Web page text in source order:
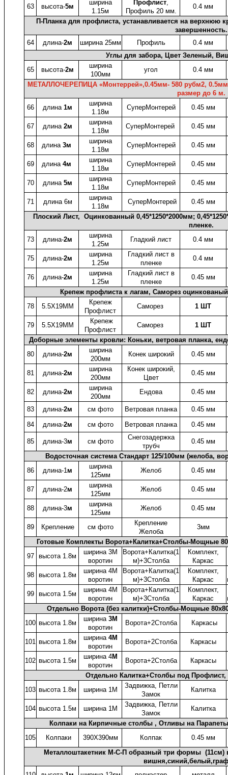
63 высота-5м
ширина
1.15м
Профлист,
Профиль 20 мм.
0.4 мм
П-Планка для профлиста, устанавливается на верхнюю
завершенность.
64
длина-2м ширина 25мм Профиль
0.4 мм
Углы для забора, Цвет Зеленый,
65
высота-2м
ширина
100мм
угол
0.4 мм
МЕТАЛЛОЧЕРЕПИЦА «Монтеррей»,0.45мм- 580 рубм2,
размер до 6 м.
66
длина 1м
ширина
1.18м
СуперМонтерей 0.45 мм
67 длина 2м
ширина
1.18м
СуперМонтерей 0.45 мм
68 длина 3м
ширина
1.18м
СуперМонтерей 0.45 мм
69 длина 4м
ширина
1.18м
СуперМонтерей 0.45 мм
70 длина 5м
ширина
1.18м
СуперМонтерей 0.45 мм
71 длина 6м
ширина
1.18м
СуперМонтерей
0.45 мм
Плоский Лист, Оцинкованный 0,45*1250*2000мм;
пленке.
73
длина-2м
ширина
1.25м
Гладкий лист 0.4 мм
75 длина-2м
ширина
1.25м
Гладкий лист в
пленке
0.4 мм
76 длина-2м
ширина
1.25м
Гладкий лист в
пленке
0.45 мм
Крепеж профлиста к лагам, Саморез
78
5.5X19ММ
Крепеж
Профлист
Саморез 1 ШТ
79 5.5X19ММ
Крепеж
Профлист
Саморез
1 ШТ
Доборные элементы кровли: Коньки, ветровая планка,
80
длина-2м
ширина
200мм
Конек широкий 0.45 мм
81 длина-2м
ширина
200мм
Конек широкий,
Цвет
0.45 мм
82 длина-2м
ширина
200мм
Ендова 0.45 мм
83 длина-2м см фото Ветровая планка
0.45 мм
84
длина-2м см фото Ветровая планка 0.45 мм
85 длина-3м см фото
Снегозадержка
трубч
0.45 мм
Водосточная система Стандарт 125/100мм (желоба,
86
длина-1м
ширина
125мм
Желоб 0.45 мм
87 длина-2м
ширина
125мм
Желоб 0.45 мм
88 длина-3м
ширина
125мм
Желоб 0.45 мм
89 Крепление см фото
Крепление
Желоба
3мм
Готовые Комплекты Ворота+Калитка+Столбы-Мощные
97
высота 1.8м
ширина 3М
воротин
Ворота+Калитка(1
м)+3Столба
Комплект,
Каркас
98
высота 1.8м
ширина 4М
воротин
Ворота+Калитка(1
м)+3Столба
Комплект,
Каркас
99
высота 1.5м
ширина 4М
воротин
Ворота+Калитка(1
м)+3Столба
Комплект,
Каркас
Отдельно Ворота (без калитки)+Столбы-Мощные
100 высота 1.8м
ширина 3М
воротин
Ворота+2Столба Каркасы
101 высота 1.8м
ширина 4М
воротин
Ворота+2Столба Каркасы
102 высота 1.5м
ширина 4М
воротин
Ворота+2Столба
Каркасы
Отдельно Калитка+Столбы под
103 высота 1.8м ширина 1М
Задвижка, Петли
Замок
Калитка
104 высота 1.5м ширина 1М
Задвижка, Петли
Замок
Калитка
Колпаки на Кирпичные столбы , Отливы на
105
Колпаки 390X390мм Колпак
0.45 мм
Металлоштакетник М-С-П образный три формы (11см)